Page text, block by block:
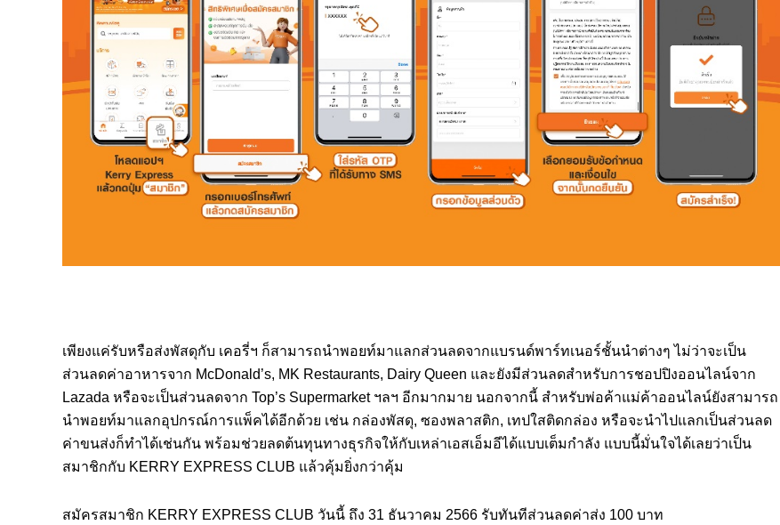
เพียงแค่รับหรือส่งพัสดุกับ เคอรี่ฯ ก็สามารถนำพอยท์มาแลกส่วนลดจากแบรนด์พาร์ทเนอร์ชั้นนำต่างๆ ไม่ว่าจะเป็น
ส่วนลดค่าอาหารจาก McDonald’s, MK Restaurants, Dairy Queen และยังมีส่วนลดสำหรับการชอปปิงออนไลน์จาก
Lazada หรือจะเป็นส่วนลดจาก Top’s Supermarket ฯลฯ อีกมากมาย นอกจากนี้ สำหรับพ่อค้าแม่ค้าออนไลน์ยังสามารถ
นำพอยท์มาแลกอุปกรณ์การแพ็คได้อีกด้วย เช่น กล่องพัสดุ, ซองพลาสติก, เทปใสติดกล่อง หรือจะนำไปแลกเป็นส่วนลด
ค่าขนส่งก็ทำได้เช่นกัน พร้อมช่วยลดต้นทุนทางธุรกิจให้กับเหล่าเอสเอ็มอีได้แบบเต็มกำลัง แบบนี้มั่นใจได้เลยว่าเป็น
สมาชิกกับ KERRY EXPRESS CLUB แล้วคุ้มยิ่งกว่าคุ้ม
สมัครสมาชิก KERRY EXPRESS CLUB วันนี้ ถึง 31 ธันวาคม 2566 รับทันทีส่วนลดค่าส่ง 100 บาท